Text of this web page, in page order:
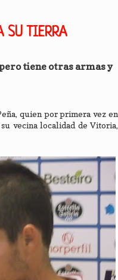
SU TIERRA
tiene otras armas y
quien por primera vez en
vecina localidad de Vitoria,